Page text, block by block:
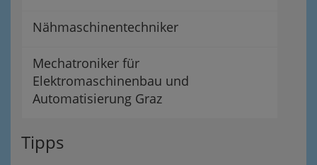
Nähmaschinentechniker
Mechatroniker für
Elektromaschinenbau und
Automatisierung Graz
Tipps